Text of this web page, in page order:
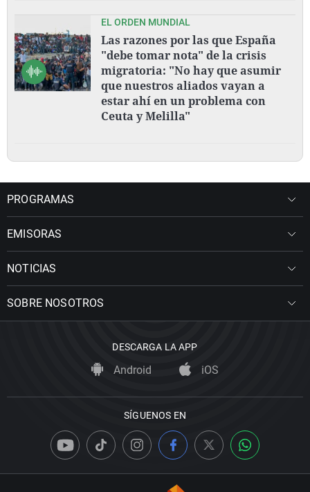
EL ORDEN MUNDIAL
Las razones por las que España
"debe tomar nota" de la crisis
migratoria: "No hay que asumir
que nuestros aliados vayan a
estar ahí en un problema con
Ceuta y Melilla"
PROGRAMAS
EMISORAS
NOTICIAS
SOBRE NOSOTROS
DESCARGA LA APP
Android iOS
SÍGUENOS EN